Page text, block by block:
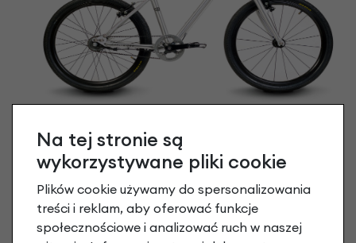
Na tej stronie są
wykorzystywane pliki cookie
Plików cookie używamy do spersonalizowania
treści i reklam, aby oferować funkcje
społecznościowe i analizować ruch w naszej